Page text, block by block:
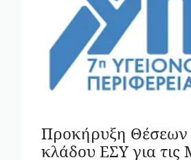
Προκήρυξη
κλάδου ΕΣΥ για τις